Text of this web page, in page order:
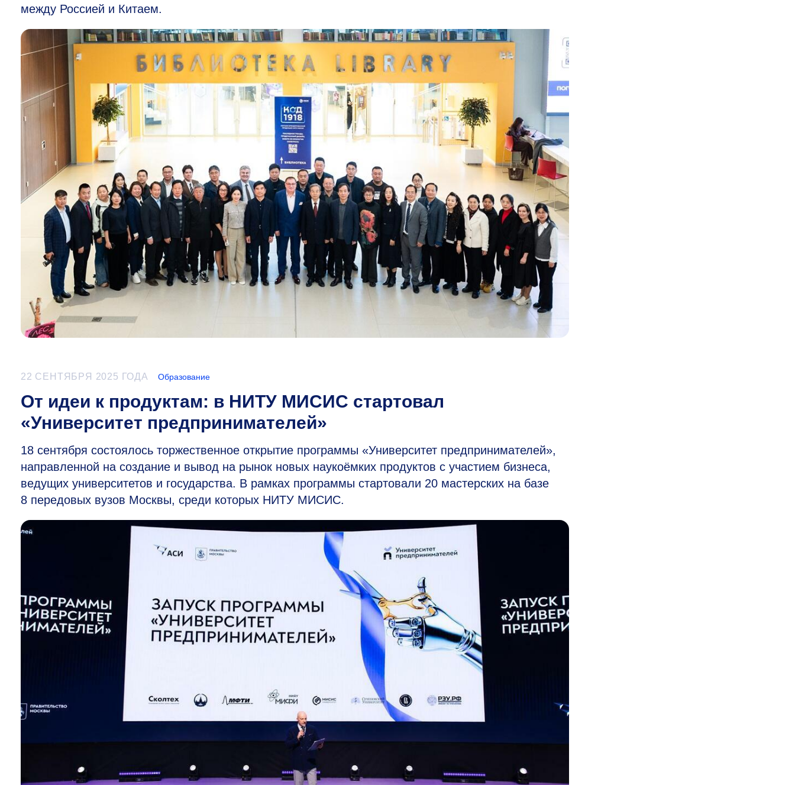
между Россией и Китаем.
22 СЕНТЯБРЯ 2025 ГОДА Образование
От идеи к продуктам: в НИТУ МИСИС стартовал
«Университет предпринимателей»
18 сентября состоялось торжественное открытие программы «Университет предпринимателей»,
направленной на создание и вывод на рынок новых наукоёмких продуктов с участием бизнеса,
ведущих университетов и государства. В рамках программы стартовали 20 мастерских на базе
8 передовых вузов Москвы, среди которых НИТУ МИСИС.